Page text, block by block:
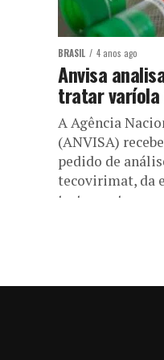
BRASIL 4 anos ago
Anvisa
tratar varíola
A Agência
(ANVISA)
pedido de
tecovirimat, da
tratamento...